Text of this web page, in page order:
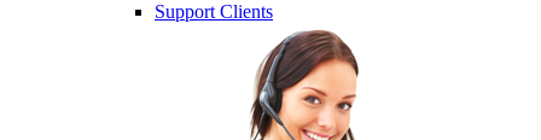
Support Clients